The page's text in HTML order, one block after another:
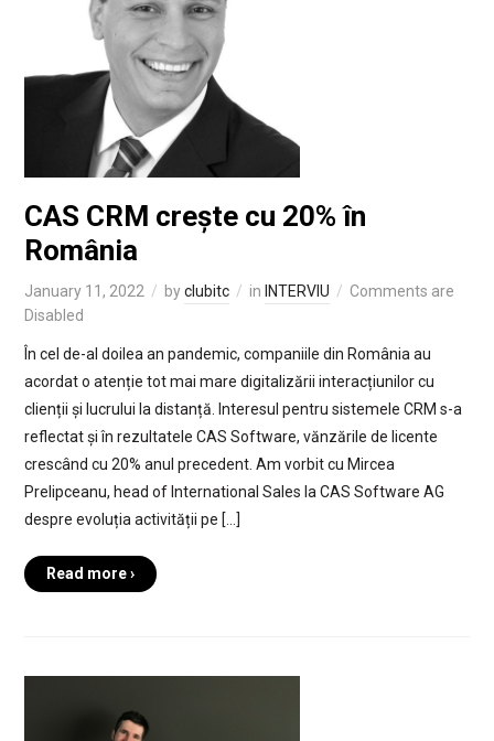
CAS CRM crește cu 20% în
România
January 11, 2022 byclubitc in INTERVIU
Comments are
Disabled
În cel de-al doilea an pandemic, companiile din România au
acordat o atenție tot mai mare digitalizării interacțiunilor cu
clienții și lucrului la distanță. Interesul pentru sistemele CRM s-a
reflectat și în rezultatele CAS Software, vănzările de licente
crescând cu 20% anul precedent. Am vorbit cu Mircea
Prelipceanu, head of International Sales la CAS Software AG
despre evoluția activității pe […]
Read more ›